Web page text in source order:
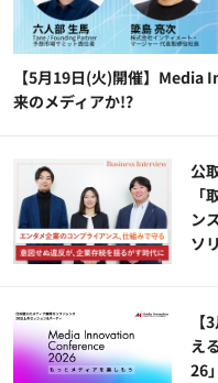
【5月19日(火)開催】
来のメディアか!?
公​​
ン
ソ
え
26